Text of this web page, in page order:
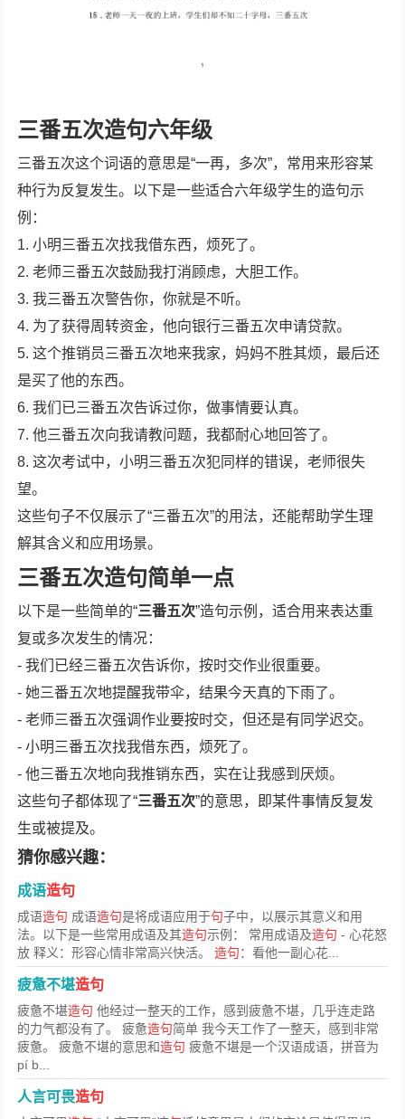
三番五次造句六年级
三番五次这个词语的意思是“一再，多次”，常用来形容某
种行为反复发生。以下是一些适合六年级学生的造句示
例：
1. 小明三番五次找我借东西，烦死了。
2. 老师三番五次鼓励我打消顾虑，大胆工作。
3. 我三番五次警告你，你就是不听。
4. 为了获得周转资金，他向银行三番五次申请贷款。
5. 这个推销员三番五次地来我家，妈妈不胜其烦，最后还
是买了他的东西。
6. 我们已三番五次告诉过你，做事情要认真。
7. 他三番五次向我请教问题，我都耐心地回答了。
8. 这次考试中，小明三番五次犯同样的错误，老师很失
望。
这些句子不仅展示了“三番五次”的用法，还能帮助学生理
解其含义和应用场景。
三番五次造句简单一点
以下是一些简单的“三番五次”造句示例，适合用来表达重
复或多次发生的情况：
- 我们已经三番五次告诉你，按时交作业很重要。
- 她三番五次地提醒我带伞，结果今天真的下雨了。
- 老师三番五次强调作业要按时交，但还是有同学迟交。
- 小明三番五次找我借东西，烦死了。
- 他三番五次地向我推销东西，实在让我感到厌烦。
这些句子都体现了“三番五次”的意思，即某件事情反复发
生或被提及。
猜你感兴趣：
成语造句
成语造句 成语造句是将成语应用于句子中，以展示其意义和用
法。以下是一些常用成语及其造句示例： 常用成语及造句 - 心花怒
放 释义：形容心情非常高兴快活。造句：看他一副心花...
疲惫不堪造句
疲惫不堪造句 他经过一整天的工作，感到疲惫不堪，几乎连走路
的力气都没有了。 疲惫造句简单 我今天工作了一整天，感到非常
疲惫。 疲惫不堪的意思和造句 疲惫不堪是一个汉语成语，拼音为
pí b...
人言可畏造句